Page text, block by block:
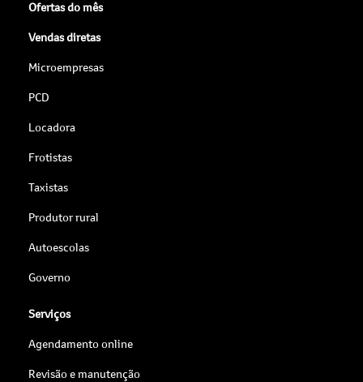
Ofertas do mês
Vendas diretas
Microempresas
PCD
Locadora
Frotistas
Taxistas
Produtor rural
Autoescolas
Governo
Serviços
Agendamento online
Revisão e manutenção